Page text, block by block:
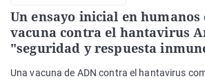
Un ensayo inicial en humanos
vacuna contra el hantavirus
"seguridad y respuesta
Una vacuna de ADN contra el hantavirus